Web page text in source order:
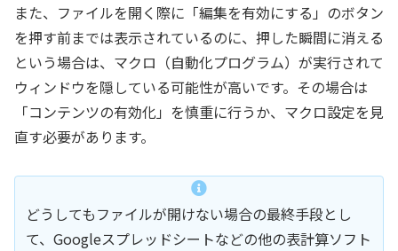
また、ファイルを開く際に「編集を有効にする」のボタン
を押す前までは表示されているのに、押した瞬間に消える
という場合は、マクロ（自動化プログラム）が実行されて
ウィンドウを隠している可能性が高いです。その場合は
「コンテンツの有効化」を慎重に行うか、マクロ設定を見
直す必要があります。
どうしてもファイルが開けない場合の最終手段とし
て、Googleスプレッドシートなどの他の表計算ソフト